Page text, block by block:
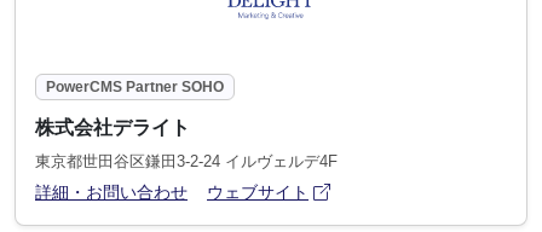
PowerCMS Partner SOHO
株式会社デライト
東京都世田谷区鎌田3-2-24 イルヴェルデ4F
詳細・お問い合わせ ウェブサイト